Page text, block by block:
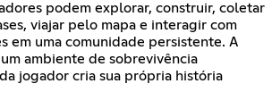
podem explorar, construir, coletar
viajar pelo mapa e interagir com
em uma comunidade persistente. A
ambiente de sobrevivência
jogador cria sua própria história